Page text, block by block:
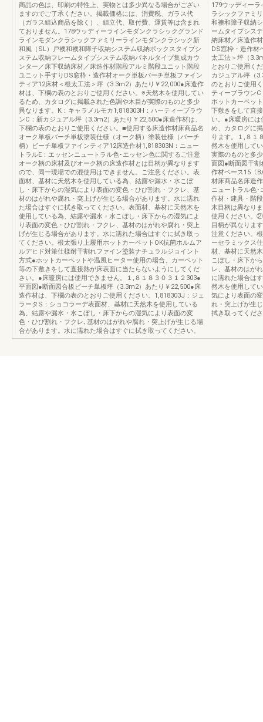
商品の色は、印刷の特性上、実物とは多少異なる場合がござい
ますのでご了承ください。掲載価格には、消費税、ガラス代
（ガラス組込商品を除く）、組立代、取付費、運賃等は含まれ
ておりません。178ウッディーラインモダンクラシックグランド
ラインモダンクラシックファミリーラインモダンクラシック新
和風（SL）戸襖和襖和障子収納システム収納ボックスタイプシ
ステム収納フレームタイプシステム収納パネルタイプ集成カウ
ンター／床下収納床材／床造作材階段アルミ階段ユニット階段
ユニット手すりDS窓枠・造作材オーク単板バーチ単板ファイン
ティア12床材＜根太工法＞坪（3.3m2）あたり￥22,000●床造作
材は、下欄の表のとおりご使用ください。※天然木を使用してい
るため、カタログに掲載された色調や木目が実際のものと多少
異なります。K：キャラメルモカ1,818303H：ハーティーブラウ
ンC：新カジュアル坪（3.3m2）あたり￥22,500●床造作材は、
下欄の表のとおりご使用ください。■使用する床造作材床商品名
オーク単板バーチ単板塗装仕様（オーク柄）塗装仕様（バーチ
柄）ビーチ単板ファインティア12床造作材1,818303N：ニュー
トラルE：エッセンニュートラル色･エッセン色に関するご注意
オーク柄の床材及びオーク柄の床造作材とは目柄が異なります
ので、同一現場での混使用はできません。ご注意ください。表
面材、基材に天然木を使用している為、結露や漏水・水こぼ
し・床下からの湿気により表面の変色・ひび割れ・フクレ、基
材のはがれや腐れ・突上げが生じる場合があります。水に濡れ
た場合はすぐに拭き取ってください。表面材、基材に天然木を
使用している為、結露や漏水・水こぼし・床下からの湿気によ
り表面の変色・ひび割れ・フクレ、基材のはがれや腐れ・突上
げが生じる場合があります。水に濡れた場合はすぐに拭き取っ
てください。根太張り上履用ホットカーペットOK抗菌ホルムア
ルデヒド対策仕様耐干割れファイン塗装ナチュラルジョイント
方式●ホットカーペットや温風ヒーター使用の場合、カーペット
等の下敷きをして直接熱が床表面に当たらないようにしてくだ
さい。●床暖房には使用できません。１,８１８３０３１２303●
平面図●断面図合板ビーチ単板坪（3.3m2）あたり￥22,500●床
造作材は、下欄の表のとおりご使用ください。1,818303J：ジェ
ラータS：ショコラーデ表面材、基材に天然木を使用している
為、結露や漏水・水こぼし・床下からの湿気により表面の変
色・ひび割れ・フクレ､基材のはがれや腐れ・突上げが生じる場
合があります。水に濡れた場合はすぐに拭き取ってください。
179ウッディー
ラシックファミ
和襖和障子収納
ームタイプシス
納床材／床造作
DS窓枠・造作材
太工法＞坪（
とおりご使用く
カジュアル坪（
のとおりご使用
ティーブラウン
ホットカーペッ
下敷きをして直
い。●床暖房に
め、カタログに
ります。１,８１
然木を使用して
実際のものと多
面図●断面図干割
作材ベース15〈
材床商品名床造
ニュートラル色
作材・建具・階
木目柄は異なり
使用ください。
目柄が異なりま
注意ください。
ーセラミックス
材、基材に天然
こぼし・床下か
レ、基材のはが
に濡れた場合は
然木を使用して
気により表面の
れ・突上げが生
拭き取ってくだ